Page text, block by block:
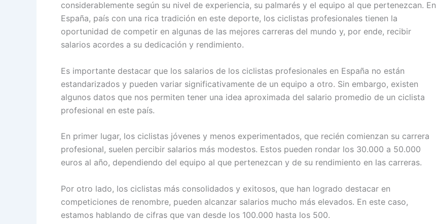
considerablemente según su nivel de experiencia, su palmarés y el equipo al que pertenezcan. En
España, país con una rica tradición en este deporte, los ciclistas profesionales tienen la
oportunidad de competir en algunas de las mejores carreras del mundo y, por ende, recibir
salarios acordes a su dedicación y rendimiento.
Es importante destacar que los salarios de los ciclistas profesionales en España no están
estandarizados y pueden variar significativamente de un equipo a otro. Sin embargo, existen
algunos datos que nos permiten tener una idea aproximada del salario promedio de un ciclista
profesional en este país.
En primer lugar, los ciclistas jóvenes y menos experimentados, que recién comienzan su carrera
profesional, suelen percibir salarios más modestos. Estos pueden rondar los 30.000 a 50.000
euros al año, dependiendo del equipo al que pertenezcan y de su rendimiento en las carreras.
Por otro lado, los ciclistas más consolidados y exitosos, que han logrado destacar en
competiciones de renombre, pueden alcanzar salarios mucho más elevados. En este caso,
estamos hablando de cifras que van desde los 100.000 hasta los 500.